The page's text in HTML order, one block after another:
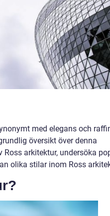
med elegans och
översikt över denna
arkitektur, undersöka
olika stilar inom Ross